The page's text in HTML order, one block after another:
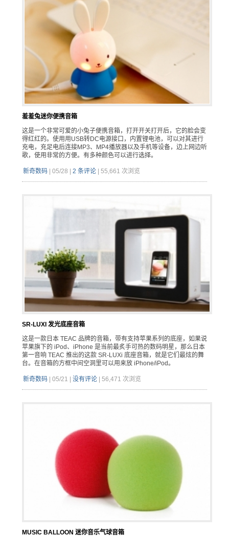
羞羞兔迷你便携音箱
这是一个非常可爱的小兔子便携音箱，打开开关打开后，它的脸会变
得红红的。使用用USB转DC电源接口，内置锂电池，可以对其进行
充电，充足电后连接MP3、MP4播放器以及手机等设备，边上网边听
歌，使用非常的方便。有多种颜色可以进行选择。
新奇数码| 05/28 | 2 条评论| 55,661 次浏览
SR-LUXI 发光底座音箱
这是一款日本 TEAC 品牌的音箱，带有支持苹果系列的底座，如果说
苹果旗下的 iPod、iPhone 是当前最炙手可热的数码明星，那么日本
第一音响 TEAC 推出的这款 SR-LUXi 底座音箱，就是它们最炫的舞
台。在音箱的方框中间空洞里可以用来放 iPhone/iPod。
新奇数码| 05/21 | 没有评论| 56,471 次浏览
MUSIC BALLOON 迷你音乐气球音箱